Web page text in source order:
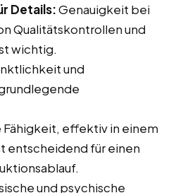
Details:Genauigkeit bei
Qualitätskontrollen und
wichtig.
und
Fähigkeit, effektiv in einem
entscheidend für einen
und psychische